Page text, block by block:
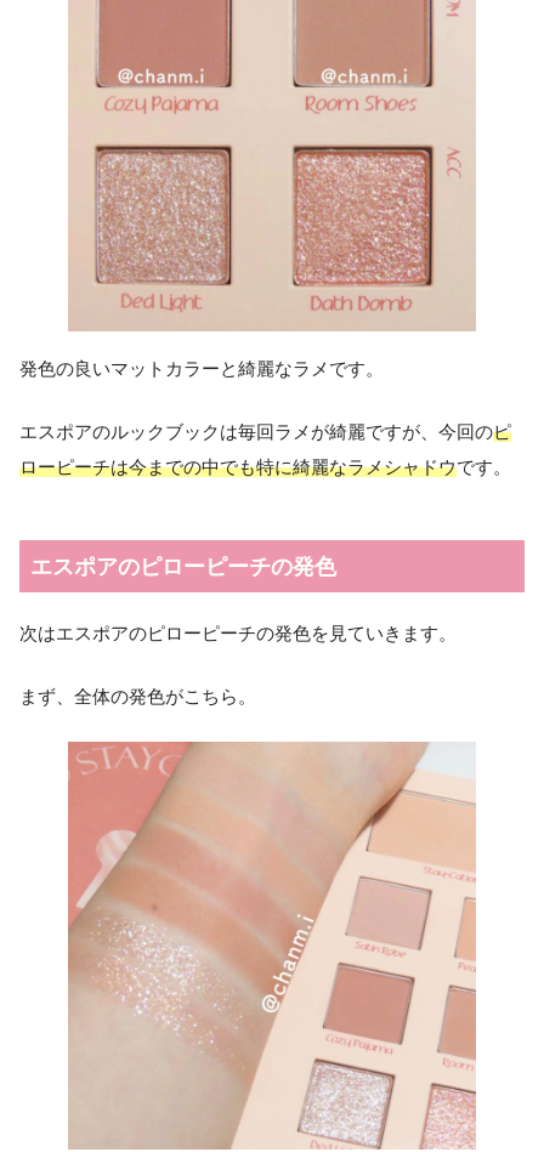
発色の良いマットカラーと綺麗なラメです。
エスポアのルックブックは毎回ラメが綺麗ですが、今回のピ
ローピーチは今までの中でも特に綺麗なラメシャドウです。
エスポアのピローピーチの発色
次はエスポアのピローピーチの発色を見ていきます。
まず、全体の発色がこちら。